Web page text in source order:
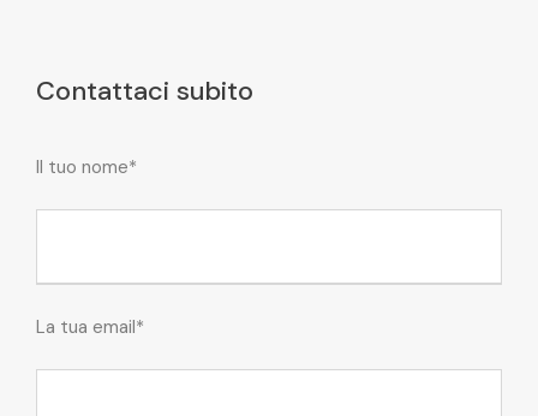
Contattaci subito
Il tuo nome*
La tua email*